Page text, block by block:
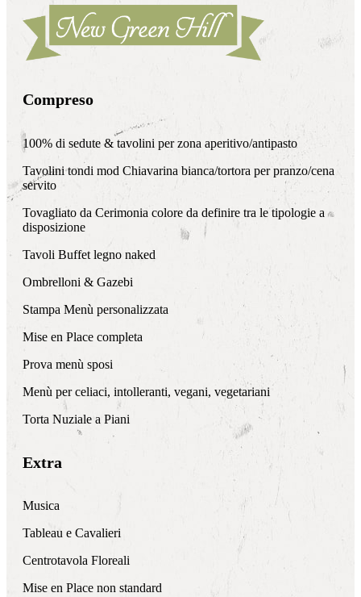
Compreso
100% di sedute & tavolini per zona aperitivo/antipasto
Tavolini tondi mod Chiavarina bianca/tortora per pranzo/cena
servito
Tovagliato da Cerimonia colore da definire tra le tipologie a
disposizione
Tavoli Buffet legno naked
Ombrelloni & Gazebi
Stampa Menù personalizzata
Mise en Place completa
Prova menù sposi
Menù per celiaci, intolleranti, vegani, vegetariani
Torta Nuziale a Piani
Extra
Musica
Tableau e Cavalieri
Centrotavola Floreali
Mise en Place non standard